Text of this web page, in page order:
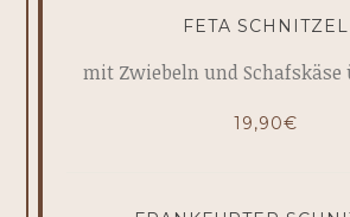
FETA SCHNITZEL
mit Zwiebeln und Schafskäse
19,90€